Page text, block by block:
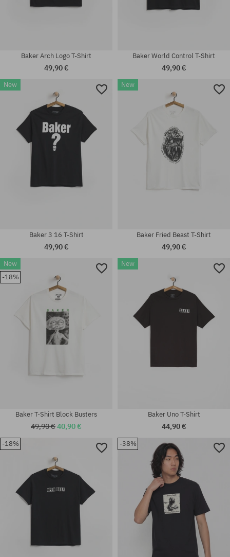
Verfügbare Größen:
Baker Arch Logo T-Shirt
49,90 €
Verfügbare Größen:
Baker World Control T-Shirt
49,90 €
New
Verfügbare Größen:
Baker 3 16 T-Shirt
49,90 €
New
Verfügbare Größen:
Baker Fried Beast T-Shirt
49,90 €
New
-18%
Baker T-Shirt Block Busters
49,90 €40,90 €
New
Baker Uno T-Shirt
44,90 €
-18% -38%